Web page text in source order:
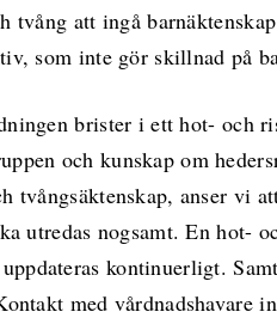
tvång att ingå
som inte gör skillnad på
brister i ett hot- och
och kunskap om
tvångsäktenskap, anser vi
utredas nogsamt. En hot-
kontinuerligt.
med vårdnadshavare